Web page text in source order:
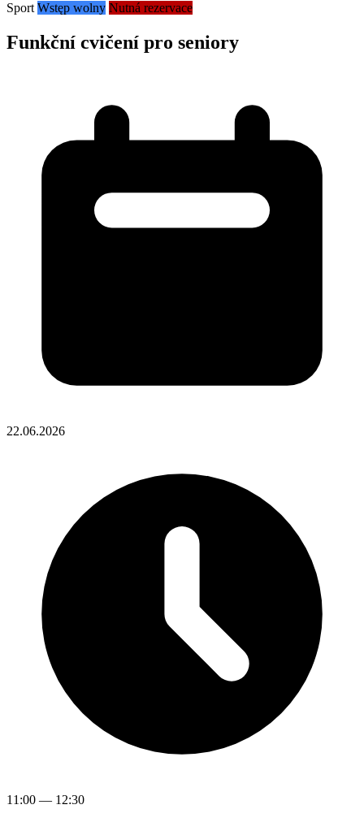
Sport Wstęp wolny Nutná rezervace
Funkční cvičení pro seniory
22.06.2026
11:00 — 12:30